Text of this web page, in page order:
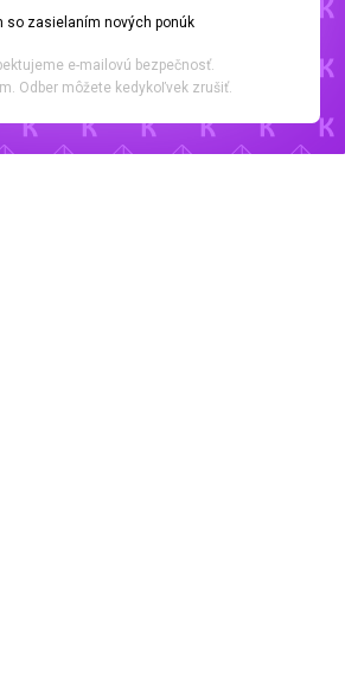
so zasielaním nových ponúk
e-mailovú bezpečnosť.
Odber môžete kedykoľvek zrušiť.